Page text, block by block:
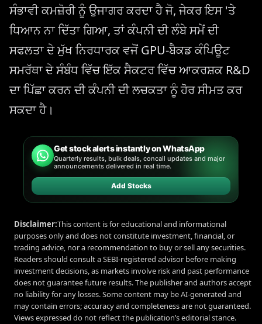
ਸੰਭਾਵੀ ਕਮਜ਼ੋਰੀ ਨੂੰ ਉਜਾਗਰ ਕਰਦਾ ਹੈ ਜੋ, ਜੇਕਰ ਇਸ 'ਤੇ
ਧਿਆਨ ਨਾ ਦਿੱਤਾ ਗਿਆ, ਤਾਂ ਕੰਪਨੀ ਦੀ ਲੰਬੇ ਸਮੇਂ ਦੀ
ਸਫਲਤਾ ਦੇ ਮੁੱਖ ਨਿਰਧਾਰਕ ਵਜੋਂ GPU-ਬੈਕਡ ਕੰਪਿਊਟ
ਸਮਰੱਥਾ ਦੇ ਸੰਬੰਧ ਵਿੱਚ ਇੱਕ ਸੈਕਟਰ ਵਿੱਚ ਆਕਰਸ਼ਕ R&D
ਦਾ ਪਿੱਛਾ ਕਰਨ ਦੀ ਕੰਪਨੀ ਦੀ ਲਚਕਤਾ ਨੂੰ ਹੋਰ ਸੀਮਤ ਕਰ
ਸਕਦਾ ਹੈ।
Get stock alerts instantly on WhatsApp
Quarterly results, bulk deals, concall updates and major
announcements delivered in real time.
Add Stocks
Disclaimer:This content is for educational and informational
purposes only and does not constitute investment, financial, or
trading advice, nor a recommendation to buy or sell any securities.
Readers should consult a SEBI-registered advisor before making
investment decisions, as markets involve risk and past performance
does not guarantee future results. The publisher and authors accept
no liability for any losses. Some content may be AI-generated and
may contain errors; accuracy and completeness are not guaranteed.
Views expressed do not reflect the publication’s editorial stance.